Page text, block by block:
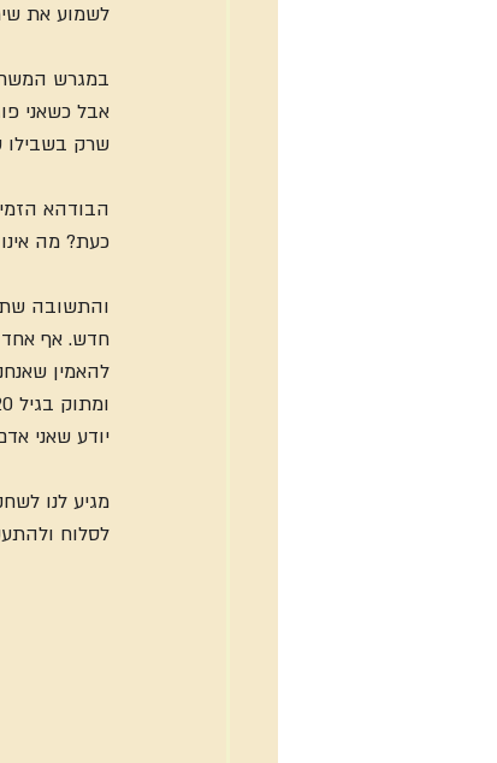
לשמוע את
במגרש
אבל כשאני
שרק בשבילו
הבודהא
כעת? מה
והתשובה
חדש. אף אחד
להאמין
יודע שאני
מגיע לנו
לסלוח